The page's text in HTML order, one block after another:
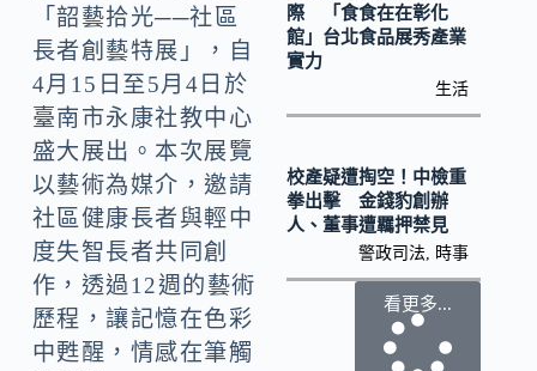
「韶藝拾光──社區
長者創藝特展」，自
4月15日至5月4日於
臺南市永康社教中心
盛大展出。本次展覽
以藝術為媒介，邀請
社區健康長者與輕中
度失智長者共同創
作，透過12週的藝術
歷程，讓記憶在色彩
中甦醒，情感在筆觸
際 「食食在在彰化
館」台北食品展秀產業
實力
生活
校產疑遭掏空！中檢重
拳出擊 金錢豹創辦
人、董事遭羈押禁見
警政司法 時事
看更多...